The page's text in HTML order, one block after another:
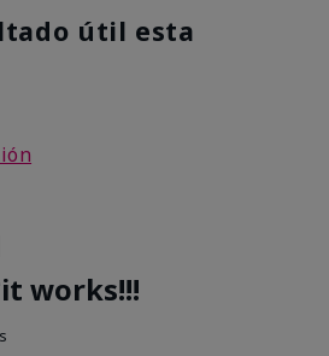
útil esta
works!!!